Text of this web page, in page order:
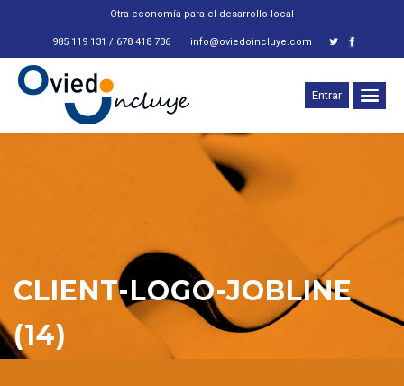
Otra economía para el desarrollo local
985 119 131 / 678 418 736 info@oviedoincluye.com
Entrar
CLIENT-LOGO-JOBLINE
(14)